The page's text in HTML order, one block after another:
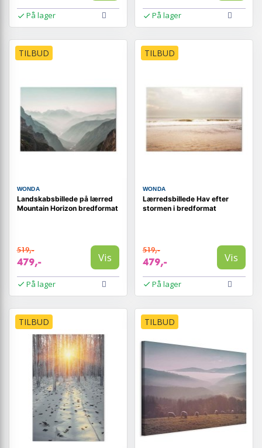
På lager På lager
TILBUD
WONDA
Landskabsbillede på lærred
Mountain Horizon bredformat
519,-
479,- Vis
På lager
TILBUD
WONDA
Lærredsbillede Hav efter
stormen i bredformat
519,-
479,- Vis
På lager
TILBUD TILBUD